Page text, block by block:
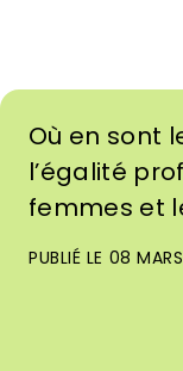
Où en sont
l’égalité
femmes et
PUBLIÉ LE 08